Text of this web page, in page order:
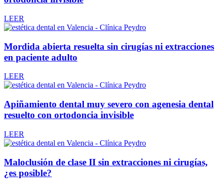
LEER
Mordida abierta resuelta sin cirugías ni extracciones
en paciente adulto
LEER
Apiñamiento dental muy severo con agenesia dental
resuelto con ortodoncia invisible
LEER
Maloclusión de clase II sin extracciones ni cirugías,
¿es posible?